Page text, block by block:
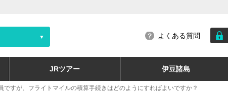
▼ よくある質問
JRツアー 伊豆諸島
ですが、フライトマイルの積算手続きはどのようにすればよいですか？